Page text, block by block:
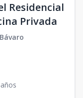
Residencial
Privada
Bávaro